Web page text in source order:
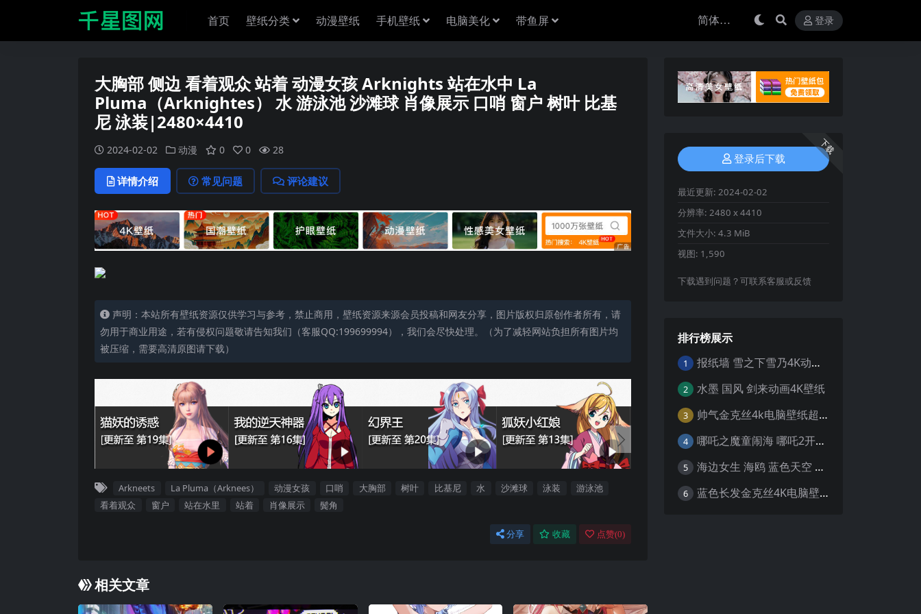
首页 壁纸分类 动漫壁纸 手机壁纸 电脑美化 带鱼屏 登录
大胸部 侧边 看着观众 站着 动漫女孩 Arknights 站在水中 La
Pluma（Arknightes） 水 游泳池 沙滩球 肖像展示 口哨 窗户 树叶 比基
尼 泳装|2480×4410
2024-02-02 动漫 0 0 28
详情介绍 常见问题 评论建议
声明：本站所有壁纸资源仅供学习与参考，禁止商用，壁纸资源来源会员投稿和网友分享，图片版权归原创作者所有，请
勿用于商业用途，若有侵权问题敬请告知我们（客服QQ:199699994），我们会尽快处理。（为了减轻网站负担所有图片均
被压缩，需要高清原图请下载）
Arkneets La Pluma（Arknees） 动漫女孩 口哨 大胸部 树叶 比基尼 水 沙滩球 泳装
游泳池
看着观众
窗户 站在水里 站着 肖像展示 鬓角
分享 收藏 点赞(0)
相关文章
下载
登录后下载
最近更新: 2024-02-02
分辨率: 2480 x 4410
文件大小: 4.3 MiB
视图: 1,590
下载遇到问题？可联系客服或反馈
排行榜展示
1 报纸墙 雪之下雪乃4K动漫壁纸
2 水墨 国风 剑来动画4K壁纸
3 帅气金克丝4k电脑壁纸超清
4 哪吒之魔童闹海 哪吒2开场4K壁纸
5 海边女生 海鸥 蓝色天空 4K壁纸
6 蓝色长发金克丝4K电脑壁纸